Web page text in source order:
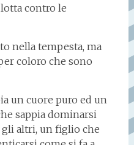
contro le
nella tempesta, ma
coloro che sono
un cuore puro ed un
sappia dominarsi
altri, un figlio che